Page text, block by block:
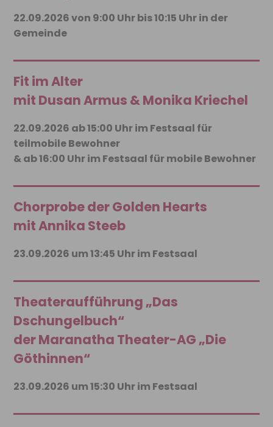
22.09.2026 von 9:00 Uhr bis 10:15 Uhr in der
Gemeinde
Fit im Alter
mit Dusan Armus & Monika Kriechel
22.09.2026 ab 15:00 Uhr im Festsaal für
teilmobile Bewohner
& ab 16:00 Uhr im Festsaal für mobile Bewohner
Chorprobe der Golden Hearts
mit Annika Steeb
23.09.2026 um 13:45 Uhr im Festsaal
Theateraufführung „Das
Dschungelbuch“
der Maranatha Theater-AG „Die
Göthinnen“
23.09.2026 um 15:30 Uhr im Festsaal